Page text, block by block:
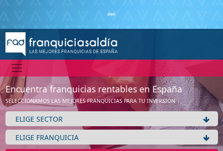
Encuentra franquicias rentables en España
SELECCIONAMOS LAS MEJORES FRANQUICIAS PARA TU INVERSIÓN